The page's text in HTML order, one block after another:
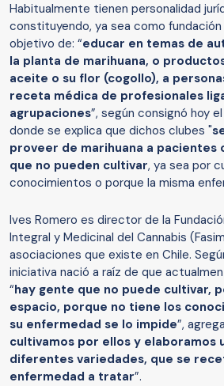
Habitualmente tienen personalidad
constituyendo, ya sea como
objetivo de: “educar en temas de
la planta de marihuana, o
aceite o su flor (cogollo), a
receta médica de profesionales
agrupaciones”, según consignó hoy
donde se explica que dichos clubes "
proveer de marihuana a pacientes
que no pueden cultivar, ya sea por
conocimientos o porque la misma
Ives Romero es director de la
Integral y Medicinal del Cannabis
asociaciones que existe en Chile.
iniciativa nació a raíz de que
“hay gente que no puede cultivar,
espacio, porque no tiene los
su enfermedad se lo impide”,
cultivamos por ellos y elaboramos
diferentes variedades, que se
enfermedad a tratar”.